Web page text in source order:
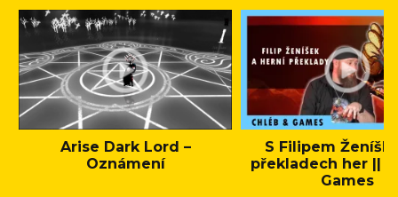
Arise Dark Lord –
Oznámení
S Filipem
překladech her ||
Games